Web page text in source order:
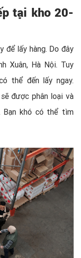
tại kho 20-
để lấy hàng. Do đây
Xuân, Hà Nội. Tuy
thể đến lấy ngay.
được phân loại và
Bạn khó có thể tìm